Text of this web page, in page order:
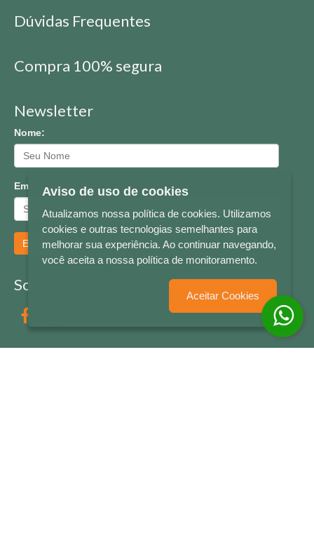
Dúvidas Frequentes
Compra 100% segura
Newsletter
Nome:
Email:
Enviar
Socialize conosco
Aviso de uso de cookies
Atualizamos nossa política de cookies. Utilizamos
cookies e outras tecnologias semelhantes para
melhorar sua experiência. Ao continuar navegando,
você aceita a nossa política de monitoramento.
Aceitar Cookies